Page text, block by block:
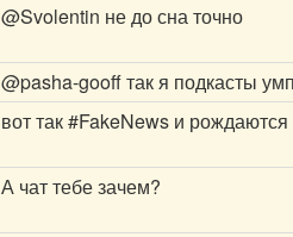
@Svolentin не до сна точно
@pasha-gooffтак я подкасты
вот так #FakeNews и рождаются
А чат тебе зачем?